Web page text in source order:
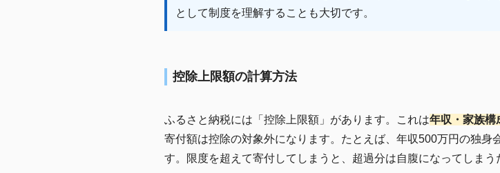
として制度を理解することも大切です。
控除上限額の計算方法
ふるさと納税には「控除上限額」があります。これは年収・家族構
寄付額は控除の対象外になります。たとえば、年収500万円の独
す。限度を超えて寄付してしまうと、超過分は自腹になってしまう